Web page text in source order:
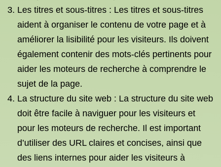
Les titres et sous-titres : Les titres et sous-titres
aident à organiser le contenu de votre page et à
améliorer la lisibilité pour les visiteurs. Ils doivent
également contenir des mots-clés pertinents pour
aider les moteurs de recherche à comprendre le
sujet de la page.
La structure du site web : La structure du site web
doit être facile à naviguer pour les visiteurs et
pour les moteurs de recherche. Il est important
d’utiliser des URL claires et concises, ainsi que
des liens internes pour aider les visiteurs à